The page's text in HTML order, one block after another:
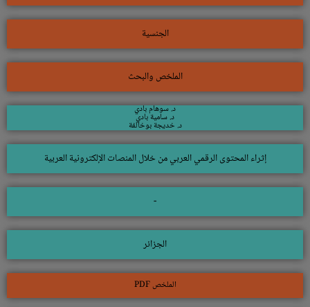
الجنسية
الملخص والبحث
د. سوهام بادي
د. سامية بادي
د. خديجة بوخالفة
إثراء المحتوى الرقمي العربي من خلال المنصات الإلكترونية العربية
-
الجزائر
الملخص PDF